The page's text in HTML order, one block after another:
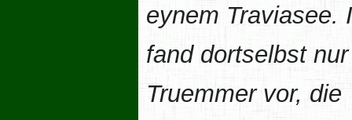
eynem Traviasee.
fand dortselbst
Truemmer vor, die